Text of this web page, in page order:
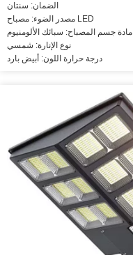
الضمان: سنتان
مصدر الضوء: مصباح LED
مادة جسم المصباح: سبائك الألومنيوم
نوع الإنارة: شمسي
درجة حرارة اللون: أبيض بارد